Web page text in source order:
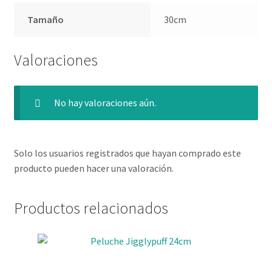
Tamaño 30cm
Valoraciones
No hay valoraciones aún.
Solo los usuarios registrados que hayan comprado este
producto pueden hacer una valoración.
Productos relacionados